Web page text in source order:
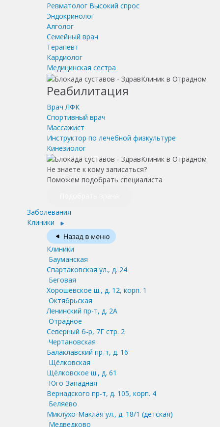
Ревматолог Высокий спрос
Эндокринолог
Алголог
Семейный врач
Терапевт
Кардиолог
Медицинская сестра
Реабилитация
Врач ЛФК
Спортивный врач
Массажист
Инструктор по лечебной физкультуре
Кинезиолог
Не знаете к кому записаться?
Поможем подобрать специалиста
Заболевания
Клиники
Клиники
Бауманская
Спартаковская ул., д. 24
Беговая
Хорошевское ш., д. 12, корп. 1
Октябрьская
Ленинский пр-т, д. 2А
Отрадное
Северный б-р, 7Г стр. 2
Чертановская
Балаклавский пр-т, д. 16
Щёлковская
Щёлковское ш., д. 61
Юго-Западная
Вернадского пр-т, д. 105, корп. 4
Беляево
Миклухо-Маклая ул., д. 18/1 (детская)
Медведково